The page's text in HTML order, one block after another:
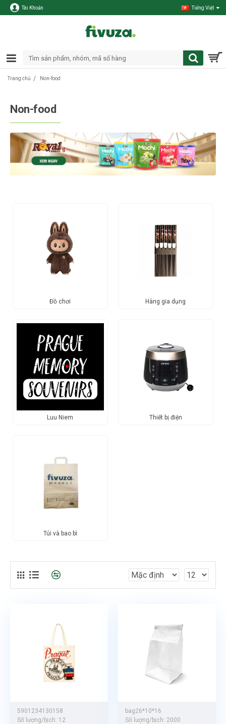
Tài Khoản Tiếng Việt
Trang chủ Non-food
Non-food
Đồ chơi Hàng gia dụng
Luu Niem Thiết bị điện
Túi và bao bì
5901234130158
Số lượng/bịch: 12
bag26*10*16
Số lượng/bịch: 2000